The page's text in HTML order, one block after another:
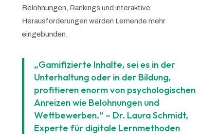
Belohnungen, Rankings und interaktive
Herausforderungen werden Lernende mehr
eingebunden.
„Gamifizierte Inhalte, sei es in der
Unterhaltung oder in der Bildung,
profitieren enorm von psychologischen
Anreizen wie Belohnungen und
Wettbewerben.“ – Dr. Laura Schmidt,
Experte für digitale Lernmethoden